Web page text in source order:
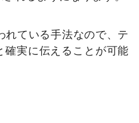
れている手法なので、テ
確実に伝えることが可能